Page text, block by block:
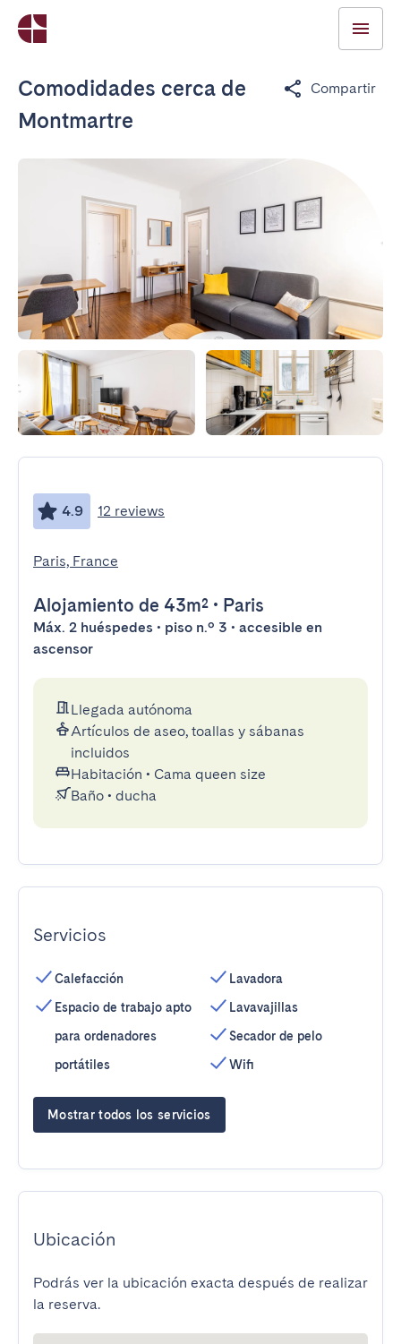
Comodidades cerca de
Montmartre
Compartir
4.9 12 reviews
Paris, France
Alojamiento de 43m² • Paris
Máx. 2 huéspedes • piso n.º 3 • accesible en
ascensor
Llegada autónoma
Artículos de aseo, toallas y sábanas
incluidos
Habitación • Cama queen size
Baño • ducha
Servicios
Calefacción
Espacio de trabajo apto
para ordenadores
portátiles
Lavadora
Lavavajillas
Secador de pelo
Wifi
Mostrar todos los servicios
Ubicación
Podrás ver la ubicación exacta después de realizar
la reserva.